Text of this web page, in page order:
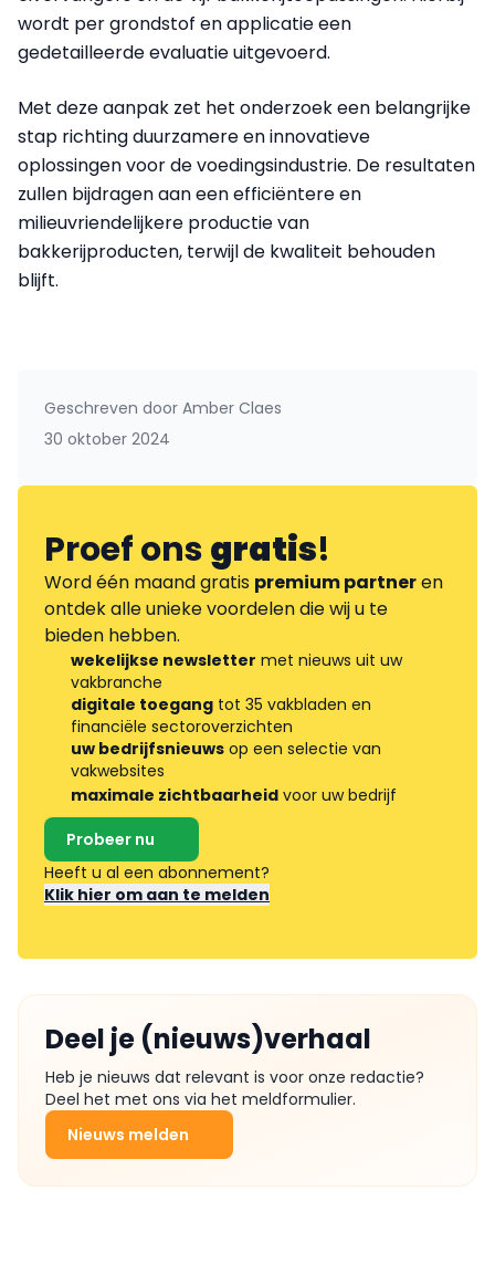
wordt per grondstof en applicatie een
gedetailleerde evaluatie uitgevoerd.
Met deze aanpak zet het onderzoek een belangrijke
stap richting duurzamere en innovatieve
oplossingen voor de voedingsindustrie. De resultaten
zullen bijdragen aan een efficiëntere en
milieuvriendelijkere productie van
bakkerijproducten, terwijl de kwaliteit behouden
blijft.
Geschreven door Amber Claes
30 oktober 2024
Proef onsgratis!
Word één maand gratis premium partneren
ontdek alle unieke voordelen die wij u te
bieden hebben.
wekelijkse newsletter met nieuws uit uw
vakbranche
digitale toegang tot 35 vakbladen en
financiële sectoroverzichten
uw bedrijfsnieuws op een selectie van
vakwebsites
maximale zichtbaarheid voor uw bedrijf
Probeer nu
Heeft u al een abonnement?
Klik hier om aan te melden
Deel je (nieuws)verhaal
Heb je nieuws dat relevant is voor onze redactie?
Deel het met ons via het meldformulier.
Nieuws melden